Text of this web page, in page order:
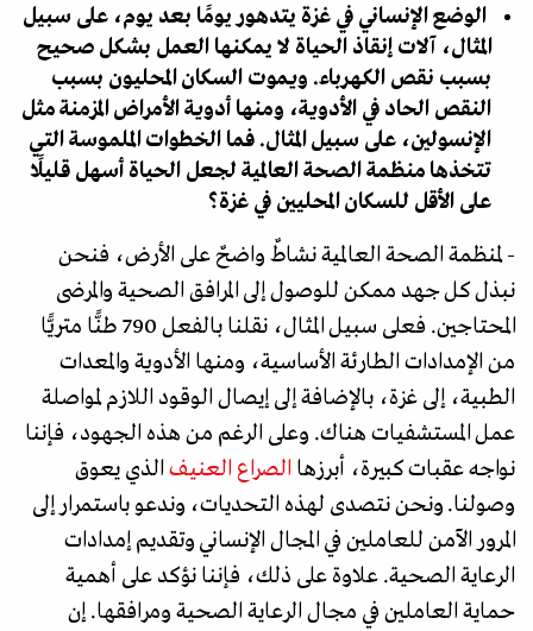
الوضع الإنساني في غزة يتدهور يومًا بعد يوم، على سبيل
المثال، آلات إنقاذ الحياة لا يمكنها العمل بشكل صحيح
بسبب نقص الكهرباء. ويموت السكان المحليون بسبب
النقص الحاد في الأدوية، ومنها أدوية الأمراض المزمنة مثل
الإنسولين، على سبيل المثال. فما الخطوات الملموسة التي
تتخذها منظمة الصحة العالمية لجعل الحياة أسهل قليلًا
على الأقل للسكان المحليين في غزة؟
- لمنظمة الصحة العالمية نشاطٌ واضحٌ على الأرض، فنحن
نبذل كل جهد ممكن للوصول إلى المرافق الصحية والمرضى
المحتاجين. فعلى سبيل المثال، نقلنا بالفعل 790 طنًّا متريًّا
من الإمدادات الطارئة الأساسية، ومنها الأدوية والمعدات
الطبية، إلى غزة، بالإضافة إلى إيصال الوقود اللازم لمواصلة
عمل المستشفيات هناك. وعلى الرغم من هذه الجهود، فإننا
نواجه عقبات كبيرة، أبرزها الصراع العنيف الذي يعوق
وصولنا. ونحن نتصدى لهذه التحديات، وندعو باستمرار إلى
المرور الآمن للعاملين في المجال الإنساني وتقديم إمدادات
الرعاية الصحية. علاوة على ذلك، فإننا نؤكد على أهمية
حماية العاملين في مجال الرعاية الصحية ومرافقها. إن